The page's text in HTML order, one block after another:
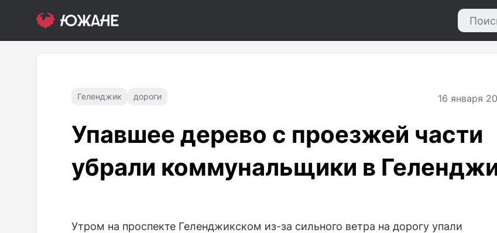
Геленджик дороги 16 января
Упавшее дерево с проезжей части
убрали коммунальщики в
Утром на проспекте Геленджикском из-за сильного ветра на дорогу упали